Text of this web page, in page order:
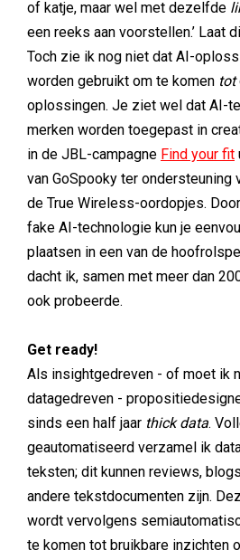
of katje, maar wel met dezelfde
een reeks aan voorstellen.’ Laat
Toch zie ik nog niet dat AI-
worden gebruikt om te komen tot
oplossingen. Je ziet wel dat AI-
merken worden toegepast in
in de JBL-campagne Find your fit
van GoSpooky ter ondersteuning
de True Wireless-oordopjes.
fake AI-technologie kun je
plaatsen in een van de
dacht ik, samen met meer dan
ook probeerde.
Get ready!
Als insightgedreven - of moet ik
datagedreven -
sinds een half jaar thick data.
geautomatiseerd verzamel ik
teksten; dit kunnen reviews,
andere tekstdocumenten zijn.
wordt vervolgens
te komen tot bruikbare inzichten